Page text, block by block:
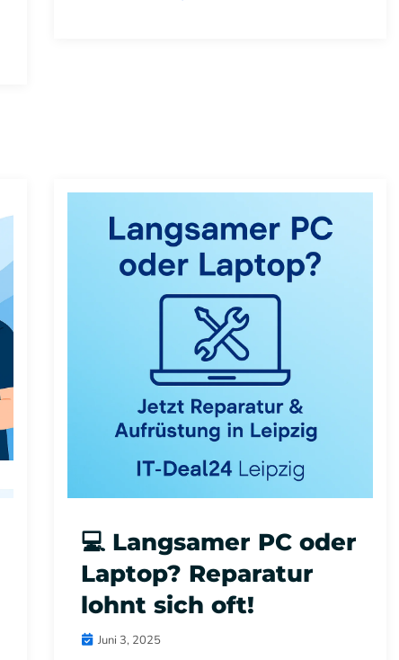
💻 Langsamer PC oder
Laptop? Reparatur
lohnt sich oft!
Juni 3, 2025